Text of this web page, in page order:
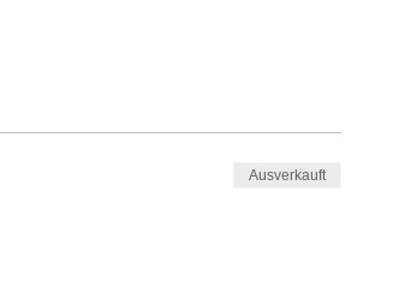
Ausverkauft